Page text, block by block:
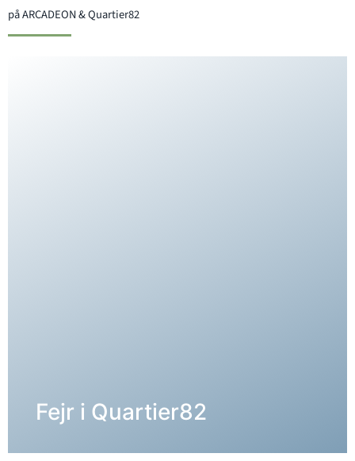
på ARCADEON & Quartier82
Fejr i Quartier82
DETALJER →